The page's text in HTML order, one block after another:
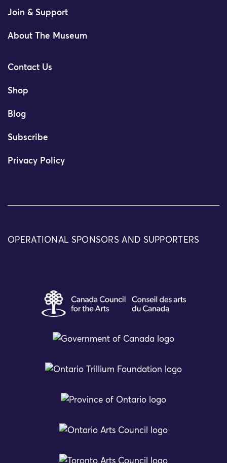
Join & Support
About The Museum
Contact Us
Shop
Blog
Subscribe
Privacy Policy
OPERATIONAL SPONSORS AND SUPPORTERS